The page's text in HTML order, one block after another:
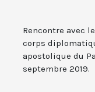
Rencontre avec
corps
apostolique du
septembre 2019.